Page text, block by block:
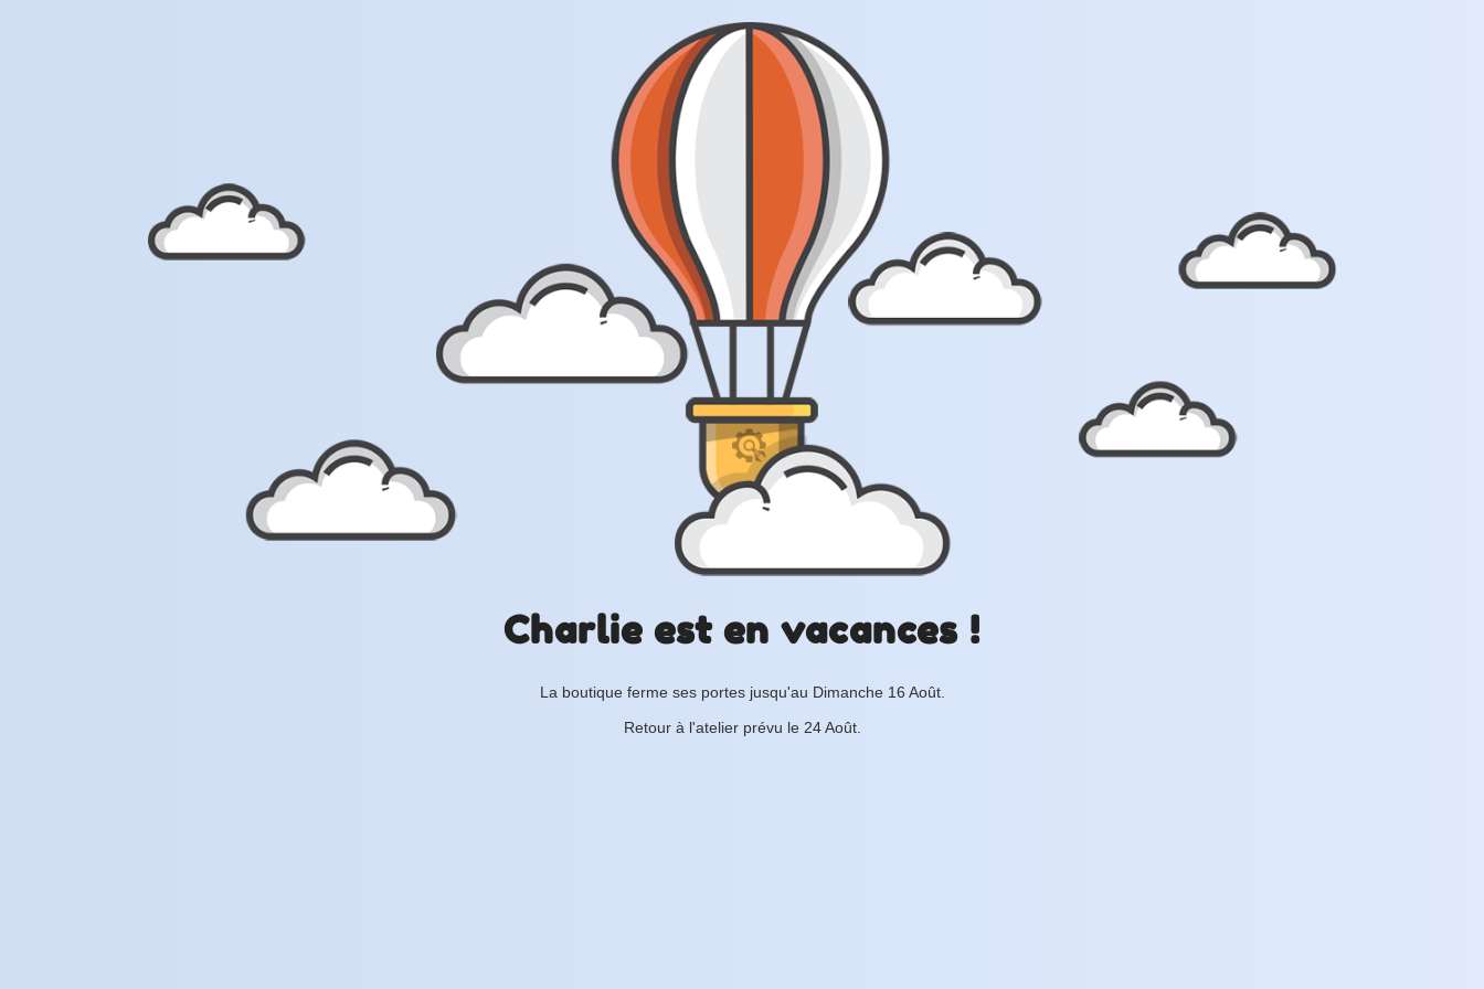
Charlie est en vacances !
La boutique ferme ses portes jusqu'au Dimanche 16 Août.
Retour à l'atelier prévu le 24 Août.